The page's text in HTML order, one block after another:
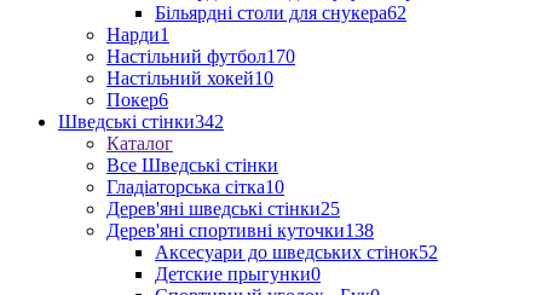
Більярдні столи для снукера62
Нарди1
Настільний футбол170
Настільний хокей10
Покер6
Шведські стінки342
Каталог
Все Шведські стінки
Гладіаторська сітка10
Дерев'яні шведські стінки25
Дерев'яні спортивні куточки138
Аксесуари до шведських стінок52
Детские прыгунки0